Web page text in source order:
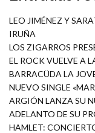
LEO JIMÉNEZ Y
IRUÑA
LOS ZIGARROS
EL ROCK VUELVE A
BARRACÜDA LA
NUEVO SINGLE
ARGIÓN LANZA SU
ADELANTO DE SU
HAMLET: